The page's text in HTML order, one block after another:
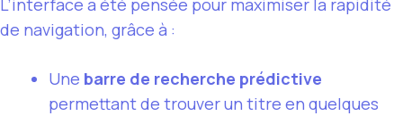
de navigation, grâce à :
Une barre de recherche prédictive
permettant de trouver un titre en quelques